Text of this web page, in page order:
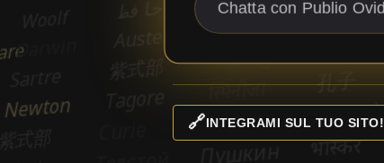
🔗INTEGRAMI SUL TUO SITO!